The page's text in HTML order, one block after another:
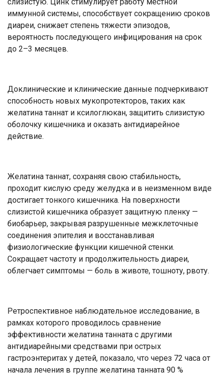
иммунной системы, способствует сокращению сроков
диареи, снижает степень тяжести эпизодов,
вероятность последующего инфицирования на срок
до 2–3 месяцев.
Доклинические и клинические данные подчеркивают
способность новых мукопротекторов, таких как
желатина таннат и ксилоглюкан, защитить слизистую
оболочку кишечника и оказать антидиарейное
действие.
Желатина таннат, сохраняя свою стабильность,
проходит кислую среду желудка и в неизменном виде
достигает тонкого кишечника. На поверхности
слизистой кишечника образует защитную пленку —
биобарьер, закрывая разрушенные межклеточные
соединения эпителия и восстанавливая
физиологические функции кишечной стенки.
Сокращает частоту и продолжительность диареи,
облегчает симптомы — боль в животе, тошноту, рвоту.
Ретроспективное наблюдательное исследование, в
рамках которого проводилось сравнение
эффективности желатина танната с другими
антидиарейными средствами при острых
гастроэнтеритах у детей, показало, что через 72 часа от
начала лечения в группе желатина танната 90 %